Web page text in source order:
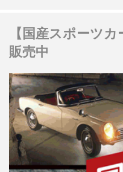
【国産スポーツ
販売中